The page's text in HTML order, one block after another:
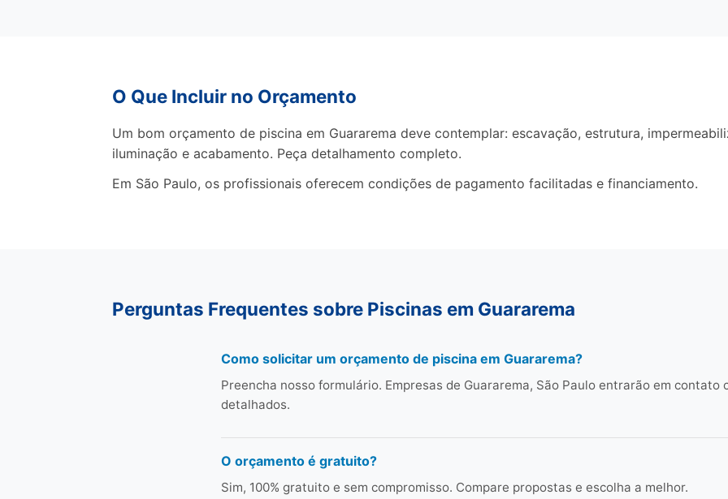
O Que Incluir no Orçamento
Um bom orçamento de piscina em Guararema deve contemplar: escavação, estrutura,
iluminação e acabamento. Peça detalhamento completo.
Em São Paulo, os profissionais oferecem condições de pagamento facilitadas e financiamento.
Perguntas Frequentes sobre Piscinas em Guararema
Como solicitar um orçamento de piscina em Guararema?
Preencha nosso formulário. Empresas de Guararema, São Paulo entrarão em contato
detalhados.
O orçamento é gratuito?
Sim, 100% gratuito e sem compromisso. Compare propostas e escolha a melhor.